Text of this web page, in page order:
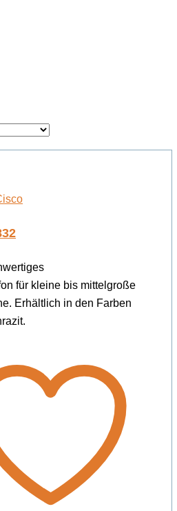
für kleine bis mittelgroße
Erhältlich in den Farben